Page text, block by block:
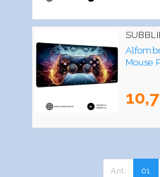
Mouse
Ant. 01